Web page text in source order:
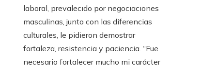
laboral, prevalecido por negociaciones
masculinas, junto con las diferencias
culturales, le pidieron demostrar
fortaleza, resistencia y paciencia. “Fue
necesario fortalecer mucho mi carácter